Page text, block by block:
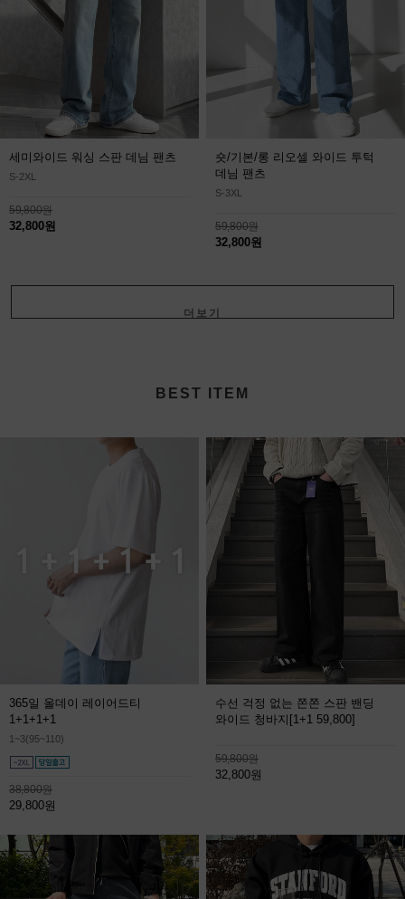
세미와이드 워싱 스판 데님 팬츠
S-2XL
59,800원
32,800원
숏/기본/롱 리오셀 와이드 투턱
데님 팬츠
S-3XL
59,800원
32,800원
BEST ITEM
365일 올데이 레이어드티
1+1+1+1
1~3(95~110)
38,800원
29,800원
수선 걱정 없는 쫀쫀 스판 밴딩
와이드 청바지 [1+1 59,800]
59,800원
32,800원